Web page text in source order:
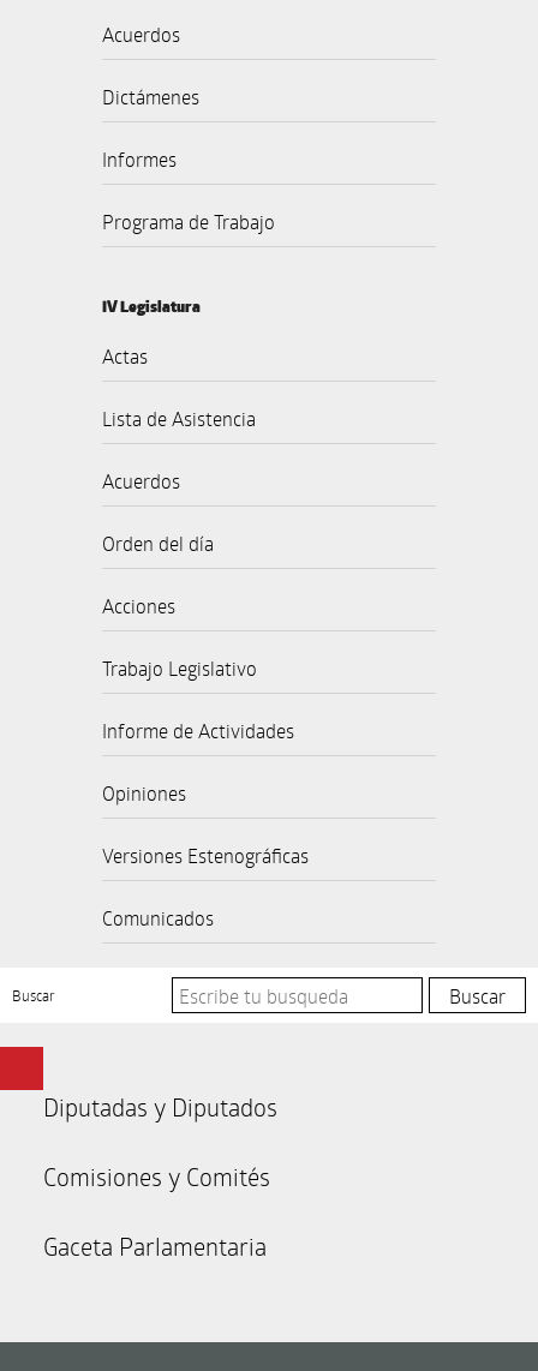
Acuerdos
Dictámenes
Informes
Programa de Trabajo
IV Legislatura
Actas
Lista de Asistencia
Acuerdos
Orden del día
Acciones
Trabajo Legislativo
Informe de Actividades
Opiniones
Versiones Estenográficas
Comunicados
Buscar
Diputadas y Diputados
Comisiones y Comités
Gaceta Parlamentaria